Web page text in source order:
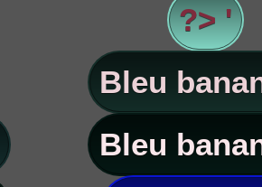
?> '
Bleu
Bleu